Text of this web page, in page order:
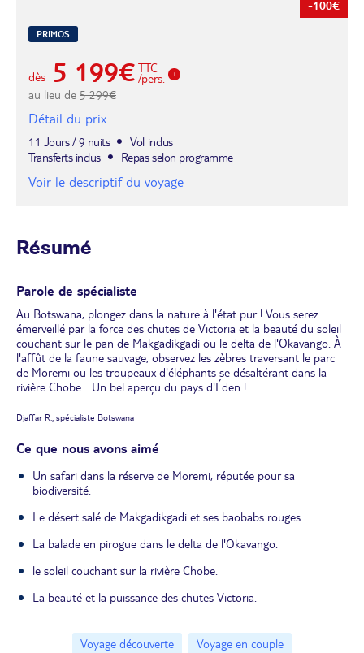
-100€
PRIMOS
dès 5 199€ TTC
/pers.
au lieu de 5 299€
Détail du prix
11 Jours / 9 nuits
Vol inclus
Transferts inclus
Repas selon programme
Voir le descriptif du voyage
Résumé
Parole de spécialiste
Au Botswana, plongez dans la nature à l'état pur ! Vous serez
émerveillé par la force des chutes de Victoria et la beauté du soleil
couchant sur le pan de Makgadikgadi ou le delta de l'Okavango. À
l'affût de la faune sauvage, observez les zèbres traversant le parc
de Moremi ou les troupeaux d'éléphants se désaltérant dans la
rivière Chobe... Un bel aperçu du pays d'Éden !
Djaffar R., spécialiste Botswana
Ce que nous avons aimé
Un safari dans la réserve de Moremi, réputée pour sa
biodiversité.
Le désert salé de Makgadikgadi et ses baobabs rouges.
La balade en pirogue dans le delta de l'Okavango.
le soleil couchant sur la rivière Chobe.
La beauté et la puissance des chutes Victoria.
Voyage découverte
Voyage en couple